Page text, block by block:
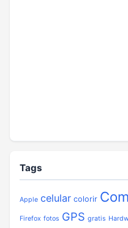
Tags
Apple celular colorir
Firefox fotos GPS gratis